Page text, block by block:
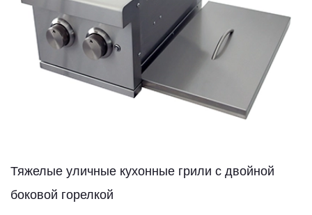
Тяжелые уличные кухонные грили с двойной
боковой горелкой